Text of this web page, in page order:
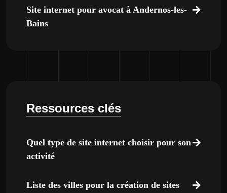
Site internet pour avocat à Andernos-les-
Bains
Ressources clés
Quel type de site internet choisir pour son
activité
Liste des villes pour la création de sites